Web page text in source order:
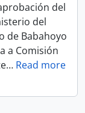
del
del
de Babahoyo
a Comisión
… Read more